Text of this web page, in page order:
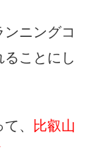
ニングコ
ことにし
、
比叡山